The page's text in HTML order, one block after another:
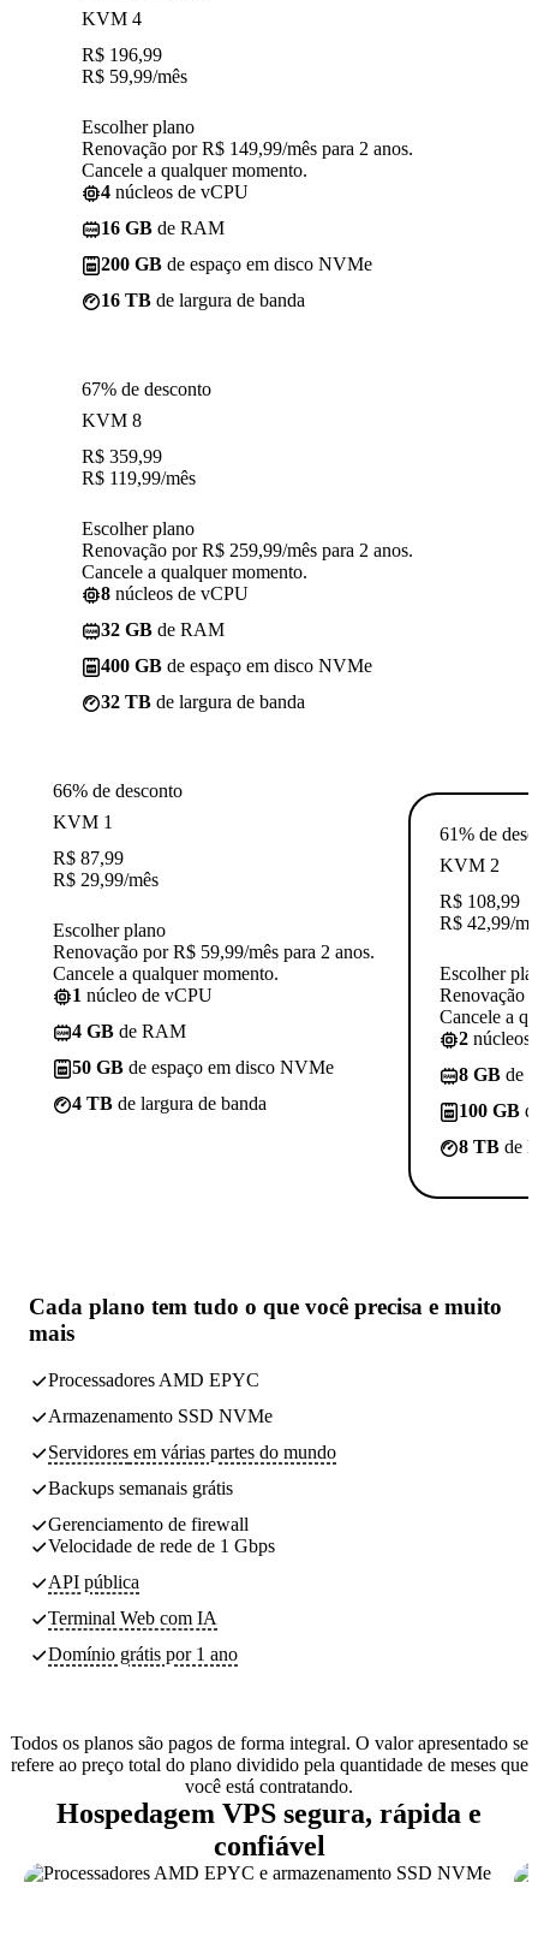
KVM 4
R$ 196,99
R$ 59,99/mês
Escolher plano
Renovação por R$ 149,99/mês para 2 anos.
Cancele a qualquer momento.
4 núcleos de vCPU
16 GB de RAM
200 GB de espaço em disco NVMe
16 TB de largura de banda
67% de desconto
KVM 8
R$ 359,99
R$ 119,99/mês
Escolher plano
Renovação por R$ 259,99/mês para 2 anos.
Cancele a qualquer momento.
8 núcleos de vCPU
32 GB de RAM
400 GB de espaço em disco NVMe
32 TB de largura de banda
66% de desconto
KVM 1
R$ 87,99
R$ 29,99/mês
Escolher plano
Renovação por R$ 59,99/mês para 2 anos.
Cancele a qualquer momento.
1 núcleo de vCPU
4 GB de RAM
50 GB de espaço em disco NVMe
4 TB de largura de banda
61% de
KVM 2
R$ 108,99
R$ 42,99/
Escolher
Renovação
Cancele a
2 núcleos
8 GB de
100 GB
8 TB de
Cada plano tem tudo o que você precisa e muito
mais
Processadores AMD EPYC
Armazenamento SSD NVMe
Servidores em várias partes do mundo
Backups semanais grátis
Gerenciamento de firewall
Velocidade de rede de 1 Gbps
API pública
Terminal Web com IA
Domínio grátis por 1 ano
Todos os planos são pagos de forma integral. O valor apresentado se
refere ao preço total do plano dividido pela quantidade de meses que
você está contratando.
Hospedagem VPS segura, rápida e
confiável